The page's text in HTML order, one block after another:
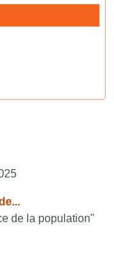
de la population"